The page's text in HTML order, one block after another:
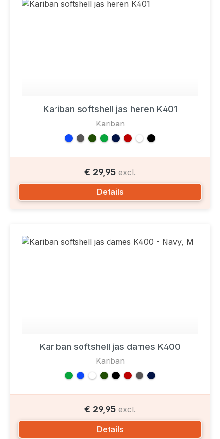
Kariban softshell jas heren K401
Kariban
€ 29,95 excl.
Details
Kariban softshell jas dames K400
Kariban
€ 29,95 excl.
Details